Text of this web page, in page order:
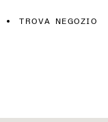
TROVA NEGOZIO